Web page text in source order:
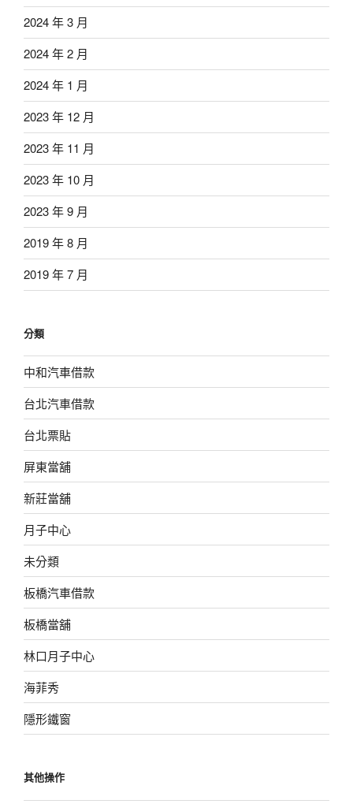
2024 年 3 月
2024 年 2 月
2024 年 1 月
2023 年 12 月
2023 年 11 月
2023 年 10 月
2023 年 9 月
2019 年 8 月
2019 年 7 月
分類
中和汽車借款
台北汽車借款
台北票貼
屏東當舖
新莊當舖
月子中心
未分類
板橋汽車借款
板橋當舖
林口月子中心
海菲秀
隱形鐵窗
其他操作